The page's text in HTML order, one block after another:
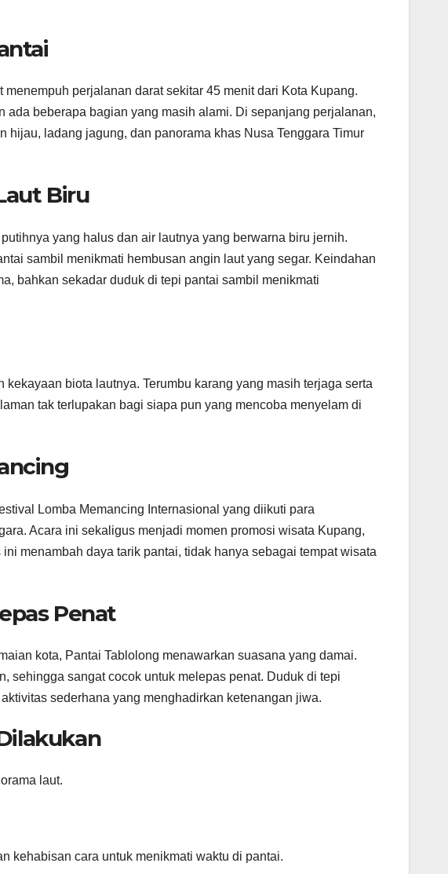
perjalanan darat sekitar 45 menit dari Kota Kupang.
beberapa bagian yang masih alami. Di sepanjang perjalanan,
ladang jagung, dan panorama khas Nusa Tenggara Timur
Biru
yang halus dan air lautnya yang berwarna biru jernih.
sambil menikmati hembusan angin laut yang segar. Keindahan
bahkan sekadar duduk di tepi pantai sambil menikmati
biota lautnya. Terumbu karang yang masih terjaga serta
tak terlupakan bagi siapa pun yang mencoba menyelam di
Lomba Memancing Internasional yang diikuti para
Acara ini sekaligus menjadi momen promosi wisata Kupang,
menambah daya tarik pantai, tidak hanya sebagai tempat wisata
Penat
kota, Pantai Tablolong menawarkan suasana yang damai.
sehingga sangat cocok untuk melepas penat. Duduk di tepi
sederhana yang menghadirkan ketenangan jiwa.
laut.
kehabisan cara untuk menikmati waktu di pantai.